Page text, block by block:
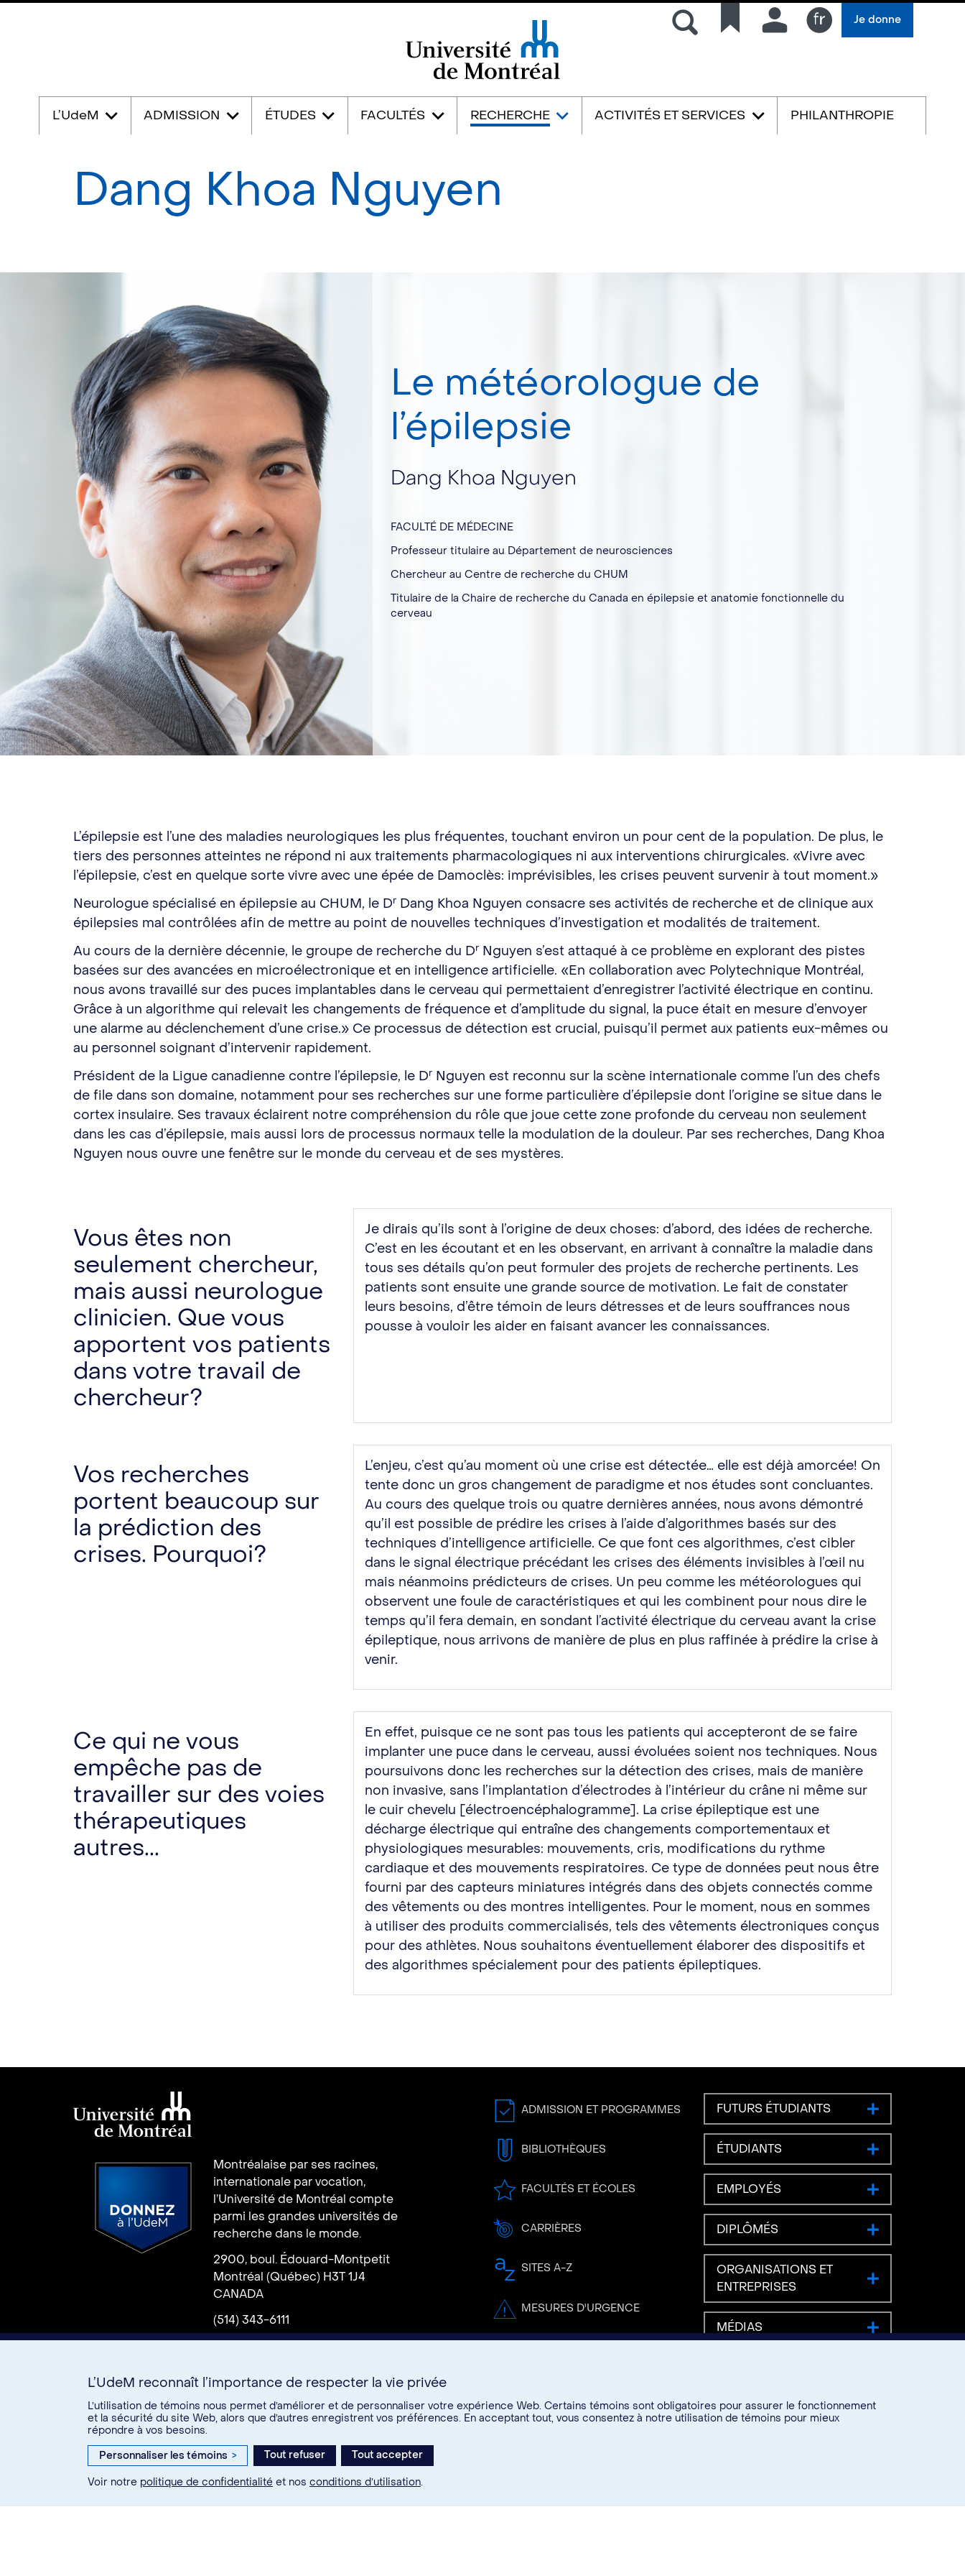
Rechercher Liens Connexion Je donne
L’UdeM ADMISSION ÉTUDES FACULTÉS RECHERCHE ACTIVITÉS ET SERVICES PHILANTHROPIE
Dang Khoa Nguyen
Le météorologue de
l’épilepsie
Dang Khoa Nguyen
FACULTÉ DE MÉDECINE
Professeur titulaire au Département de neurosciences
Chercheur au Centre de recherche du CHUM
Titulaire de la Chaire de recherche du Canada en épilepsie et anatomie fonctionnelle du
cerveau
L’épilepsie est l’une des maladies neurologiques les plus fréquentes, touchant environ un pour cent de la population. De plus, le
tiers des personnes atteintes ne répond ni aux traitements pharmacologiques ni aux interventions chirurgicales. «Vivre avec
l’épilepsie, c’est en quelque sorte vivre avec une épée de Damoclès: imprévisibles, les crises peuvent survenir à tout moment.»
Neurologue spécialisé en épilepsie au CHUM, le Dr Dang Khoa Nguyen consacre ses activités de recherche et de clinique aux
épilepsies mal contrôlées afin de mettre au point de nouvelles techniques d’investigation et modalités de traitement.
Au cours de la dernière décennie, le groupe de recherche du Dr Nguyen s’est attaqué à ce problème en explorant des pistes
basées sur des avancées en microélectronique et en intelligence artificielle. «En collaboration avec Polytechnique Montréal,
nous avons travaillé sur des puces implantables dans le cerveau qui permettaient d’enregistrer l’activité électrique en continu.
Grâce à un algorithme qui relevait les changements de fréquence et d’amplitude du signal, la puce était en mesure d’envoyer
une alarme au déclenchement d’une crise.» Ce processus de détection est crucial, puisqu’il permet aux patients eux-mêmes ou
au personnel soignant d’intervenir rapidement.
Président de la Ligue canadienne contre l’épilepsie, le Dr Nguyen est reconnu sur la scène internationale comme l’un des chefs
de file dans son domaine, notamment pour ses recherches sur une forme particulière d’épilepsie dont l’origine se situe dans le
cortex insulaire. Ses travaux éclairent notre compréhension du rôle que joue cette zone profonde du cerveau non seulement
dans les cas d’épilepsie, mais aussi lors de processus normaux telle la modulation de la douleur. Par ses recherches, Dang Khoa
Nguyen nous ouvre une fenêtre sur le monde du cerveau et de ses mystères.
Vous êtes non
seulement chercheur,
mais aussi neurologue
clinicien. Que vous
apportent vos patients
dans votre travail de
chercheur?
Je dirais qu’ils sont à l’origine de deux choses: d’abord, des idées de recherche.
C’est en les écoutant et en les observant, en arrivant à connaître la maladie dans
tous ses détails qu’on peut formuler des projets de recherche pertinents. Les
patients sont ensuite une grande source de motivation. Le fait de constater
leurs besoins, d’être témoin de leurs détresses et de leurs souffrances nous
pousse à vouloir les aider en faisant avancer les connaissances.
Vos recherches
portent beaucoup sur
la prédiction des
crises. Pourquoi?
L’enjeu, c’est qu’au moment où une crise est détectée… elle est déjà amorcée! On
tente donc un gros changement de paradigme et nos études sont concluantes.
Au cours des quelque trois ou quatre dernières années, nous avons démontré
qu’il est possible de prédire les crises à l’aide d’algorithmes basés sur des
techniques d’intelligence artificielle. Ce que font ces algorithmes, c’est cibler
dans le signal électrique précédant les crises des éléments invisibles à l’œil nu
mais néanmoins prédicteurs de crises. Un peu comme les météorologues qui
observent une foule de caractéristiques et qui les combinent pour nous dire le
temps qu’il fera demain, en sondant l’activité électrique du cerveau avant la crise
épileptique, nous arrivons de manière de plus en plus raffinée à prédire la crise à
venir.
Ce qui ne vous
empêche pas de
travailler sur des voies
thérapeutiques
autres...
En effet, puisque ce ne sont pas tous les patients qui accepteront de se faire
implanter une puce dans le cerveau, aussi évoluées soient nos techniques. Nous
poursuivons donc les recherches sur la détection des crises, mais de manière
non invasive, sans l’implantation d’électrodes à l’intérieur du crâne ni même sur
le cuir chevelu [électroencéphalogramme]. La crise épileptique est une
décharge électrique qui entraîne des changements comportementaux et
physiologiques mesurables: mouvements, cris, modifications du rythme
cardiaque et des mouvements respiratoires. Ce type de données peut nous être
fourni par des capteurs miniatures intégrés dans des objets connectés comme
des vêtements ou des montres intelligentes. Pour le moment, nous en sommes
à utiliser des produits commercialisés, tels des vêtements électroniques conçus
pour des athlètes. Nous souhaitons éventuellement élaborer des dispositifs et
des algorithmes spécialement pour des patients épileptiques.
FUTURS ÉTUDIANTS
ÉTUDIANTS
EMPLOYÉS
DIPLÔMÉS
ORGANISATIONS ET
ENTREPRISES
MÉDIAS
ADMISSION ET PROGRAMMES
BIBLIOTHÈQUES
FACULTÉS ET ÉCOLES
CARRIÈRES
SITES A-Z
MESURES D'URGENCE
Montréalaise par ses racines,
internationale par vocation,
l’Université de Montréal compte
parmi les grandes universités de
recherche dans le monde.
2900, boul. Édouard-Montpetit
Montréal (Québec) H3T 1J4
CANADA
(514) 343-6111
U15
Université de
Comment
rendre
Plan Nous
TwitterFacebookLinkedInInstagramYoutube
L’UdeM reconnaît l’importance de respecter la vie privée
L’utilisation de témoins nous permet d’améliorer et de personnaliser votre expérience Web. Certains témoins sont obligatoires pour assurer le fonctionnement
et la sécurité du site Web, alors que d’autres enregistrent vos préférences. En acceptant tout, vous consentez à notre utilisation de témoins pour mieux
répondre à vos besoins.
Personnaliser les témoins > Tout refuser
Tout accepter
Voir notre politique de confidentialité et nos conditions d’utilisation.